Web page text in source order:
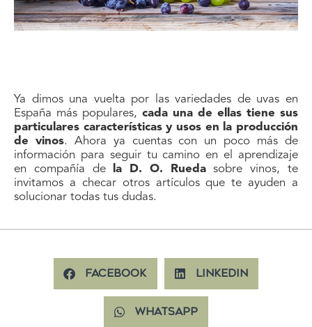
Ya dimos una vuelta por las variedades de uvas en
España más populares, cada una de ellas tiene sus
particulares características y usos en la producción
de vinos. Ahora ya cuentas con un poco más de
información para seguir tu camino en el aprendizaje
en compañía de
la D. O. Ruedasobre vinos, te
invitamos a checar otros artículos que te ayuden a
solucionar todas tus dudas.
Facebook LinkedIn
WhatsApp